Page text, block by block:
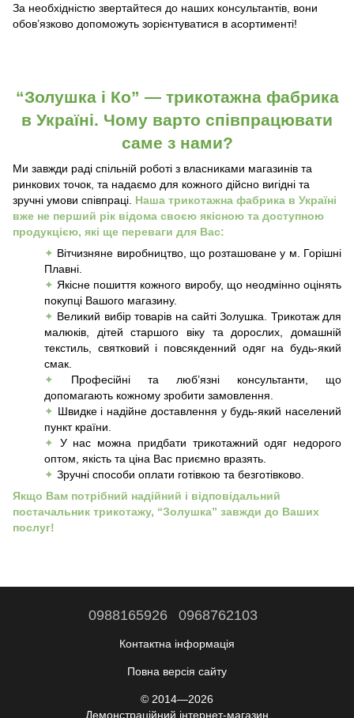
За необхідністю звертайтеся до наших консультантів, вони
обов’язково допоможуть зорієнтуватися в асортименті!
“Золушка і Ко” — трикотажна фабрика
в Україні. Чому варто співпрацювати
саме з нами?
Ми завжди раді спільній роботі з власниками магазинів та
ринкових точок, та надаємо для кожного дійсно вигідні та
зручні умови співпраці. Наша трикотажна фабрика в Україні
вже не перший рік відома своєю якісною та доступною
продукцією, які ще переваги для Вас:
✦ Вітчизняне виробництво, що розташоване у м. Горішні
Плавні.
✦ Якісне пошиття кожного виробу, що неодмінно оцінять
покупці Вашого магазину.
✦ Великий вибір товарів на сайті Золушка. Трикотаж для
малюків, дітей старшого віку та дорослих, домашній
текстиль, святковий і повсякденний одяг на будь-який
смак.
✦
Професійні та люб’язні консультанти, що
допомагають кожному зробити замовлення.
✦ Швидке і надійне доставлення у будь-який населений
пункт країни.
✦
У нас можна придбати трикотажний одяг недорого
оптом, якість та ціна Вас приємно вразять.
✦ Зручні способи оплати готівкою та безготівково.
Якщо Вам потрібний надійний і відповідальний
постачальник трикотажу, “Золушка” завжди до Ваших
послуг!
0988165926 0968762103
Контактна інформація
Повна версія сайту
© 2014—2026
Демонстраційний інтернет-магазин